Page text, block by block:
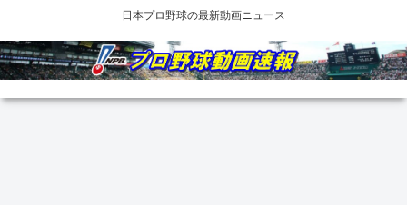
日本プロ野球の最新動画ニュース